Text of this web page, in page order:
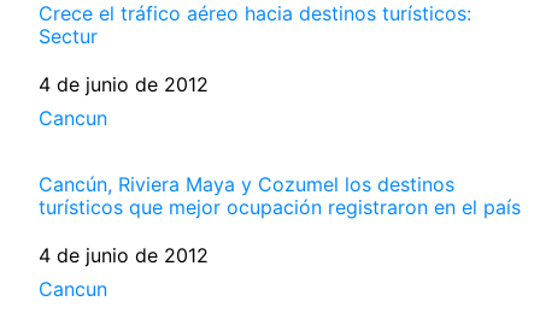
Crece el tráfico aéreo hacia destinos turísticos:
Sectur
Fecha
4 de junio de 2012
Respecto a
Cancun
Cancún, Riviera Maya y Cozumel los destinos
turísticos que mejor ocupación registraron en el país
Fecha
4 de junio de 2012
Respecto a
Cancun